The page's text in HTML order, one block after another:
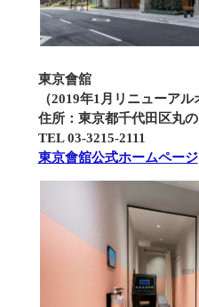
東京會舘
（2019年1月リニューアル
住所：東京都千代田区丸
TEL 03-3215-2111
東京會舘公式ホームページ